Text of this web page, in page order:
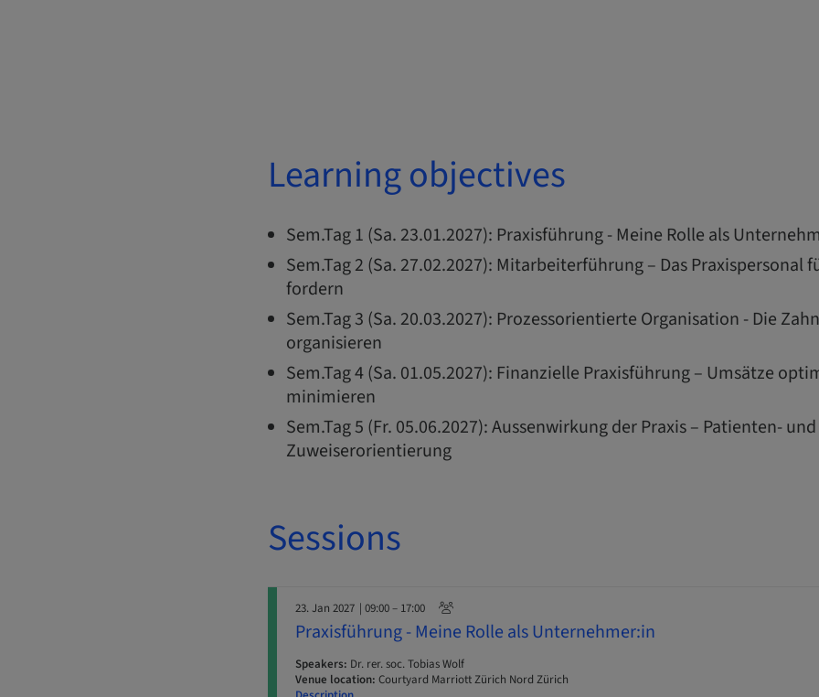
Learning objectives
Sem.Tag 1 (Sa. 23.01.2027): Praxisführung - Meine Rolle als
Sem.Tag 2 (Sa. 27.02.2027): Mitarbeiterführung – Das Praxispersonal
fordern
Sem.Tag 3 (Sa. 20.03.2027): Prozessorientierte Organisation - Die
organisieren
Sem.Tag 4 (Sa. 01.05.2027): Finanzielle Praxisführung – Umsätze
minimieren
Sem.Tag 5 (Fr. 05.06.2027): Aussenwirkung der Praxis – Patienten- und
Zuweiserorientierung
Sessions
23. Jan 2027 | 09:00 – 17:00
Praxisführung - Meine Rolle als Unternehmer:in
Speakers: Dr. rer. soc. Tobias Wolf
Venue location: Courtyard Marriott Zürich Nord Zürich